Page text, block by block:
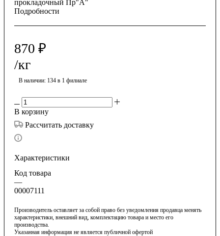
прокладочный Пр"А"
Подробности
870 ₽
/кг
В наличии: 134 в 1 филиале
В корзину
Рассчитать доставку
Характеристики
Код товара
—
00007111
Производитель оставляет за собой право без уведомления продавца менять
характеристики, внешний вид, комплектацию товара и место его
производства.
Указанная информация не является публичной офертой